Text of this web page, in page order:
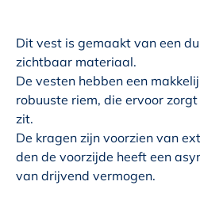
Dit vest is gemaakt van een
zichtbaar materiaal.
De vesten hebben een
robuuste riem, die ervoor
zit.
De kragen zijn voorzien van
den de voorzijde heeft een
van drijvend vermogen.